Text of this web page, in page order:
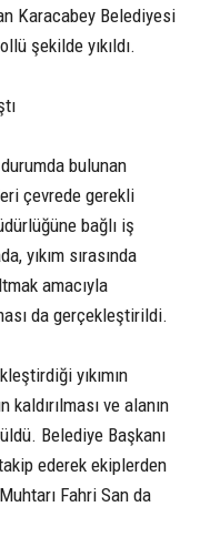
Karacabey Belediyesi
şekilde yıkıldı.
bulunan
çevrede gerekli
bağlı iş
yıkım sırasında
amacıyla
da gerçekleştirildi.
yıkımın
kaldırılması ve alanın
Belediye Başkanı
ederek ekiplerden
Fahri San da